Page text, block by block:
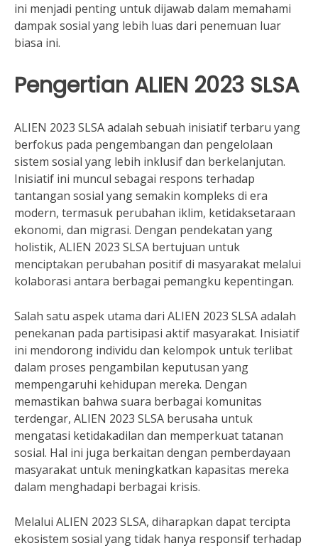
ini menjadi penting untuk dijawab dalam memahami
dampak sosial yang lebih luas dari penemuan luar
biasa ini.
Pengertian ALIEN 2023 SLSA
ALIEN 2023 SLSA adalah sebuah inisiatif terbaru yang
berfokus pada pengembangan dan pengelolaan
sistem sosial yang lebih inklusif dan berkelanjutan.
Inisiatif ini muncul sebagai respons terhadap
tantangan sosial yang semakin kompleks di era
modern, termasuk perubahan iklim, ketidaksetaraan
ekonomi, dan migrasi. Dengan pendekatan yang
holistik, ALIEN 2023 SLSA bertujuan untuk
menciptakan perubahan positif di masyarakat melalui
kolaborasi antara berbagai pemangku kepentingan.
Salah satu aspek utama dari ALIEN 2023 SLSA adalah
penekanan pada partisipasi aktif masyarakat. Inisiatif
ini mendorong individu dan kelompok untuk terlibat
dalam proses pengambilan keputusan yang
mempengaruhi kehidupan mereka. Dengan
memastikan bahwa suara berbagai komunitas
terdengar, ALIEN 2023 SLSA berusaha untuk
mengatasi ketidakadilan dan memperkuat tatanan
sosial. Hal ini juga berkaitan dengan pemberdayaan
masyarakat untuk meningkatkan kapasitas mereka
dalam menghadapi berbagai krisis.
Melalui ALIEN 2023 SLSA, diharapkan dapat tercipta
ekosistem sosial yang tidak hanya responsif terhadap